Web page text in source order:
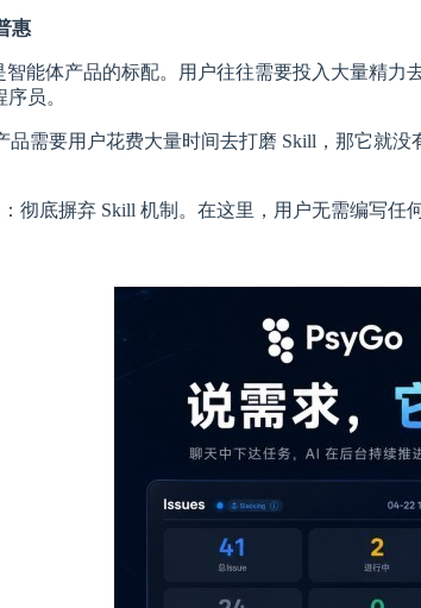
惠
能体产品的标配。用户往往需要投入大量精
员。
品需要用户花费大量时间去打磨 Skill，那它
彻底摒弃 Skill 机制。在这里，用户无需编写